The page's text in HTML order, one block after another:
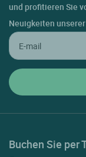
und profitieren Sie
Neuigkeiten
Buchen Sie per